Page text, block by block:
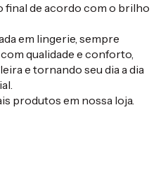
final de acordo com o brilho
em lingerie, sempre
qualidade e conforto,
e tornando seu dia a dia
produtos em nossa loja.